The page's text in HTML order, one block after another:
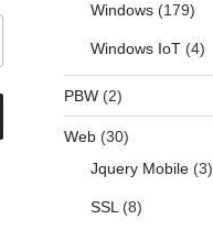
Windows(179)
Windows IoT(4)
PBW(2)
Web(30)
Jquery Mobile(3)
SSL(8)